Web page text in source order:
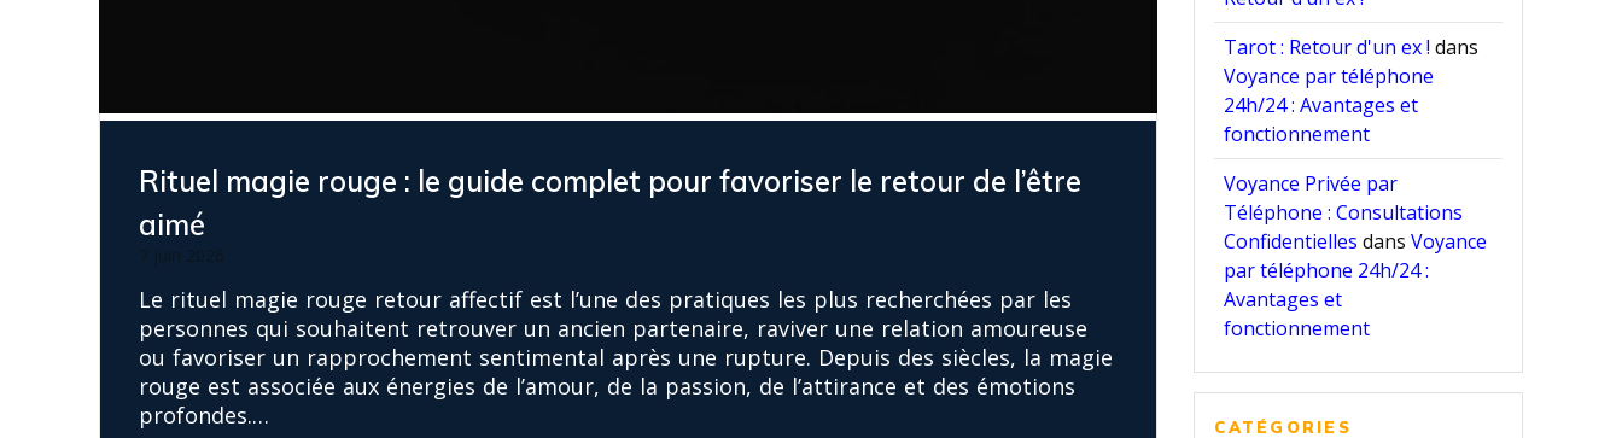
Rituel magie rouge : le guide complet pour favoriser le retour de l’être
aimé
Le rituel magie rouge retour affectif est l’une des pratiques les plus recherchées par les
personnes qui souhaitent retrouver un ancien partenaire, raviver une relation amoureuse
ou favoriser un rapprochement sentimental après une rupture. Depuis des siècles, la magie
rouge est associée aux énergies de l’amour, de la passion, de l’attirance et des émotions
profondes.…
Tarot : Retour d'un ex ! dans
Voyance par téléphone
24h/24 : Avantages et
fonctionnement
Voyance Privée par
Téléphone : Consultations
Confidentielles dansVoyance
par téléphone 24h/24 :
Avantages et
fonctionnement
CATÉGORIES